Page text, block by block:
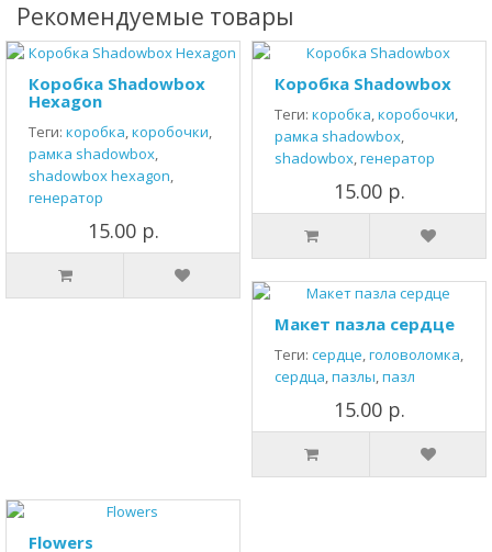
Рекомендуемые товары
Коробка Shadowbox
Hexagon
Теги: коробка,коробочки,
рамка shadowbox,
shadowbox hexagon,
генератор
15.00 р.
Коробка Shadowbox
Теги: коробка,коробочки,
рамка shadowbox,
shadowbox,генератор
15.00 р.
Макет пазла сердце
Теги: сердце,головоломка,
сердца,пазлы,пазл
15.00 р.
Flowers